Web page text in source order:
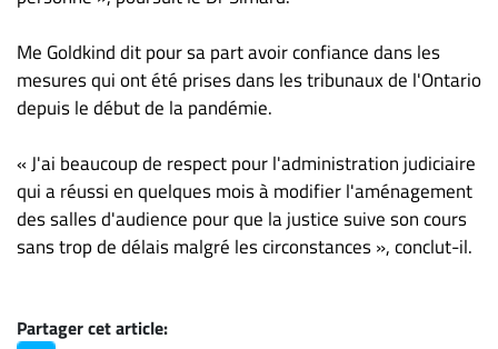
Me Goldkind dit pour sa part avoir confiance dans les
mesures qui ont été prises dans les tribunaux de l'Ontario
depuis le début de la pandémie.
« J'ai beaucoup de respect pour l'administration judiciaire
qui a réussi en quelques mois à modifier l'aménagement
des salles d'audience pour que la justice suive son cours
sans trop de délais malgré les circonstances », conclut-il.
Partager cet article: